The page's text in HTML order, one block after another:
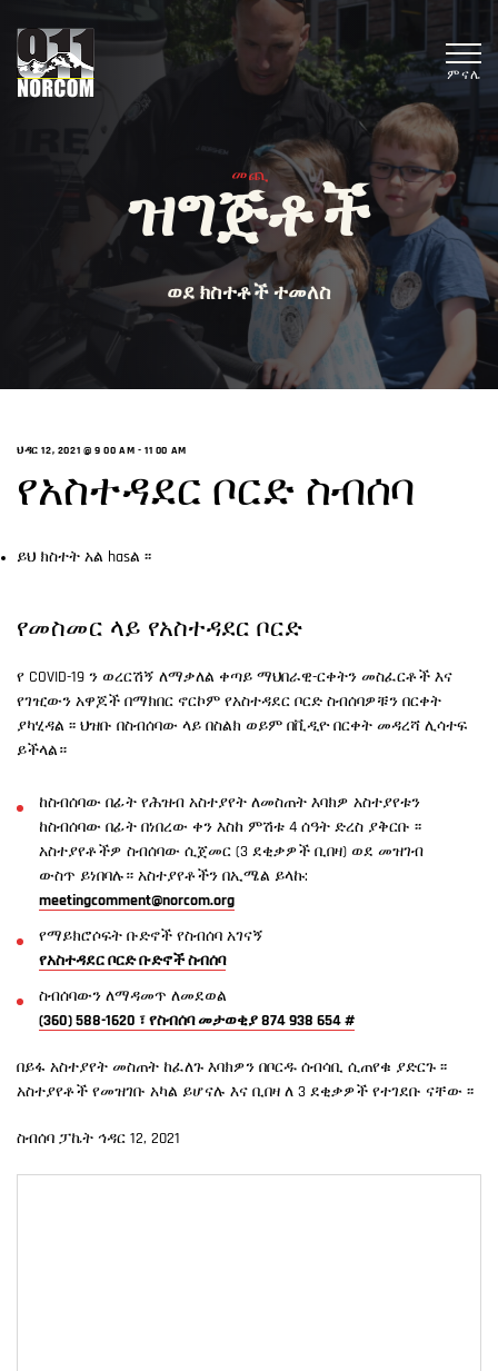
ምናሌ
መጪ
ዝግጅቶች
ወደ ክስተቶች ተመለስ
ህዳር 12, 2021 @ 9 00 AM -11 00 AM
የአስተዳደር ቦርድ ስብሰባ
ይህ ክስተት አል hasል ፡፡
የመስመር ላይ የአስተዳደር ቦርድ
የ COVID-19 ን ወረርሽኝ ለማቃለል ቀጣይ ማህበራዊ-ርቀትን መስፈርቶች እና
የገዢውን አዋጆች በማክበር ኖርኮም የአስተዳደር ቦርድ ስብሰባዎቹን በርቀት
ያካሂዳል ፡፡ ህዝቡ በስብሰባው ላይ በስልክ ወይም በቪዲዮ በርቀት መዳረሻ ሊሳተፍ
ይችላል።
ከስብሰባው በፊት የሕዝብ አስተያየት ለመስጠት እባክዎ አስተያየቱን
ከስብሰባው በፊት በነበረው ቀን እስከ ምሽቱ 4 ሰዓት ድረስ ያቅርቡ ፡፡
አስተያየቶችዎ ስብሰባው ሲጀመር (3 ደቂቃዎች ቢበዛ) ወደ መዝገብ
ውስጥ ይነበባሉ። አስተያየቶችን በኢሜል ይላኩ:
meetingcomment@norcom.org
የማይክሮሶፍት ቡድኖች የስብሰባ አገናኝ
የአስተዳደር ቦርድ ቡድኖች ስብሰባ
ስብሰባውን ለማዳመጥ ለመደወል
(360) 588-1620 ፣ የስብሰባ መታወቂያ 874 938 654 #
በይፋ አስተያየት መስጠት ከፈለጉ እባክዎን በቦርዱ ሰብሳቢ ሲጠየቁ ያድርጉ ፡፡
አስተያየቶች የመዝገቡ አካል ይሆናሉ እና ቢበዛ ለ 3 ደቂቃዎች የተገደቡ ናቸው ፡፡
ስብሰባ ፓኬት ኅዳር 12, 2021